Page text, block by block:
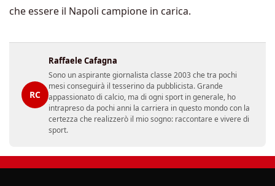
che essere il Napoli campione in carica.
RC
Raffaele Cafagna
Sono un aspirante giornalista classe 2003 che tra pochi
mesi conseguirà il tesserino da pubblicista. Grande
appassionato di calcio, ma di ogni sport in generale, ho
intrapreso da pochi anni la carriera in questo mondo con la
certezza che realizzerò il mio sogno: raccontare e vivere di
sport.